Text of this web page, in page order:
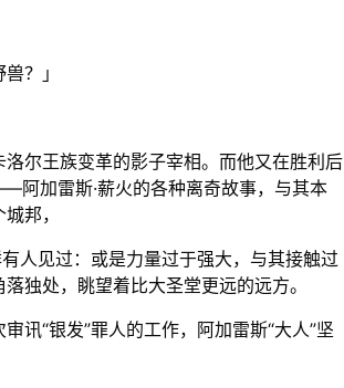
？」
尔王族变革的影子宰相。而他又在胜利后
阿加雷斯·薪火的各种离奇故事，与其本
邦，
人见过：或是力量过于强大，与其接触过
独处，眺望着比大圣堂更远的远方。
讯“银发”罪人的工作，阿加雷斯“大人”坚